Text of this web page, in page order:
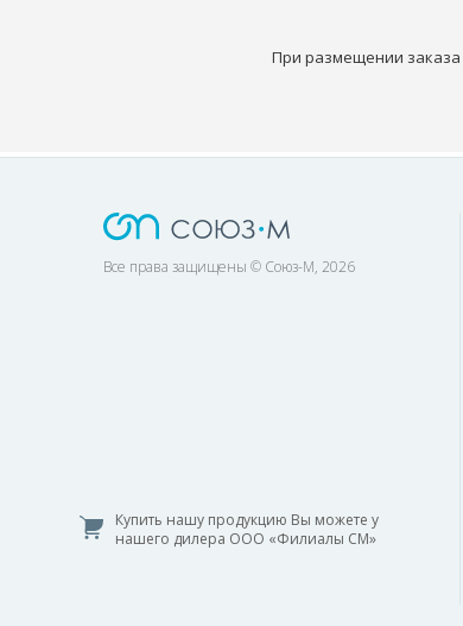
При размещении заказа
Все права защищены © Союз-М, 2026
Купить нашу продукцию Вы можете у
нашего дилера ООО «Филиалы СМ»